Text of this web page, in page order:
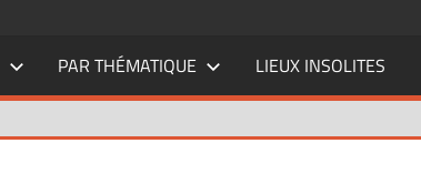
PAR THÉMATIQUE LIEUX INSOLITES